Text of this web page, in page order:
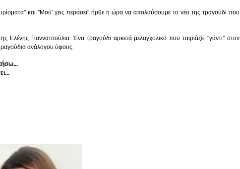
και "Μού' χεις περάσει" ήρθε η ώρα να απολαύσουμε το νέο της τραγούδι που
Ελένης Γιαννατσούλια. Ένα τραγούδι αρκετά μελαγχολικό που ταιριάζει "γάντι" στον
ανάλογου ύφους.